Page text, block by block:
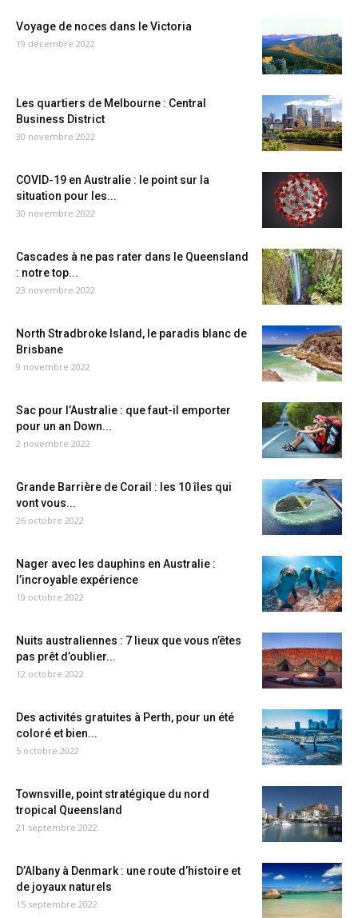
Voyage de noces dans le Victoria
19 décembre 2022
Les quartiers de Melbourne : Central
Business District
30 novembre 2022
COVID-19 en Australie : le point sur la
situation pour les...
30 novembre 2022
Cascades à ne pas rater dans le Queensland
: notre top...
23 novembre 2022
North Stradbroke Island, le paradis blanc de
Brisbane
9 novembre 2022
Sac pour l’Australie : que faut-il emporter
pour un an Down...
2 novembre 2022
Grande Barrière de Corail : les 10 îles qui
vont vous...
26 octobre 2022
Nager avec les dauphins en Australie :
l’incroyable expérience
19 octobre 2022
Nuits australiennes : 7 lieux que vous n’êtes
pas prêt d’oublier...
12 octobre 2022
Des activités gratuites à Perth, pour un été
coloré et bien...
5 octobre 2022
Townsville, point stratégique du nord
tropical Queensland
21 septembre 2022
D’Albany à Denmark : une route d’histoire et
de joyaux naturels
15 septembre 2022